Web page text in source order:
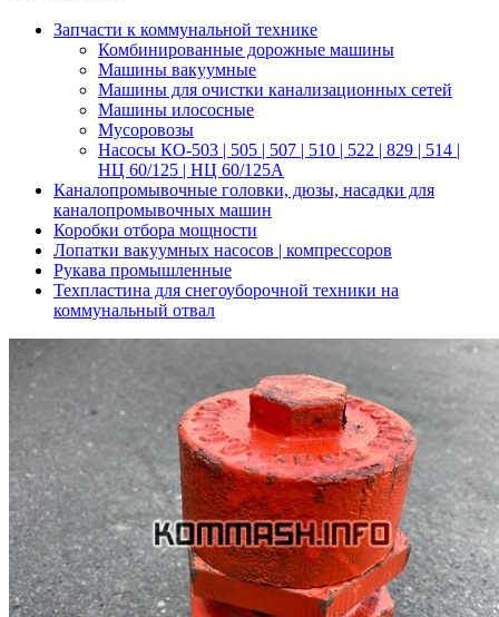
Запчасти к коммунальной технике
Комбинированные дорожные машины
Машины вакуумные
Машины для очистки канализационных сетей
Машины илососные
Мусоровозы
Насосы КО-503 | 505 | 507 | 510 | 522 | 829 | 514 |
НЦ 60/125 | НЦ 60/125А
Каналопромывочные головки, дюзы, насадки для
каналопромывочных машин
Коробки отбора мощности
Лопатки вакуумных насосов | компрессоров
Рукава промышленные
Техпластина для снегоуборочной техники на
коммунальный отвал